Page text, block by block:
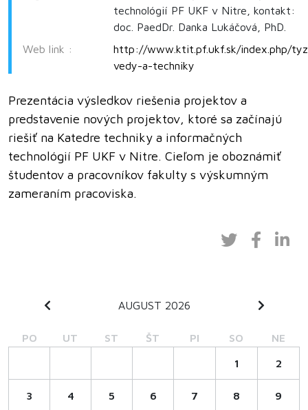
technológií PF UKF v Nitre, kontakt:
doc. PaedDr. Danka Lukáčová, PhD.
Web link :
http://www.ktit.pf.ukf.sk/index.php/
vedy-a-techniky
Prezentácia výsledkov riešenia projektov a
predstavenie nových projektov, ktoré sa začínajú
riešiť na Katedre techniky a informačných
technológií PF UKF v Nitre. Cieľom je oboznámiť
študentov a pracovníkov fakulty s výskumným
zameraním pracoviska.
AUGUST 2026
PO UT ST ŠT PI SO NE
1 2
3 4 5 6 7 8 9